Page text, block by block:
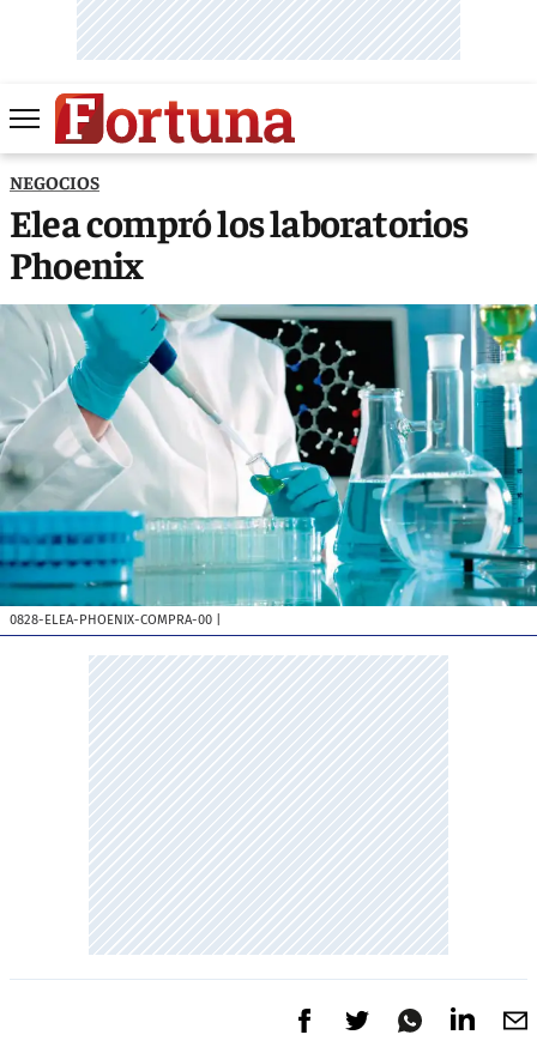
NEGOCIOS
Elea compró los laboratorios
Phoenix
0828-ELEA-PHOENIX-COMPRA-00